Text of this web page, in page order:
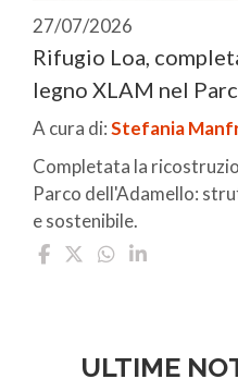
27/07/2026
Rifugio Loa,
legno XLAM nel
A cura di:Stefania
Completata la
Parco dell'Adamello:
e sostenibile.
ULTIME